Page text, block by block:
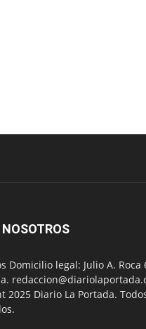
NOSOTROS
Domicilio legal: Julio A. Roca
2025 Diario La Portada.